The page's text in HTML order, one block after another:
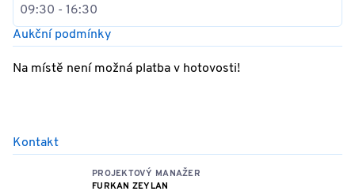
09:30 - 16:30
Aukční podmínky
Na místě není možná platba v hotovosti!
Kontakt
PROJEKTOVÝ MANAŽER
FURKAN ZEYLAN